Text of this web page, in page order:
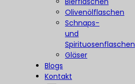
Olivenölflaschen
Schnaps-
und
Spirituosenflaschen
Gläser
Blogs
Kontakt